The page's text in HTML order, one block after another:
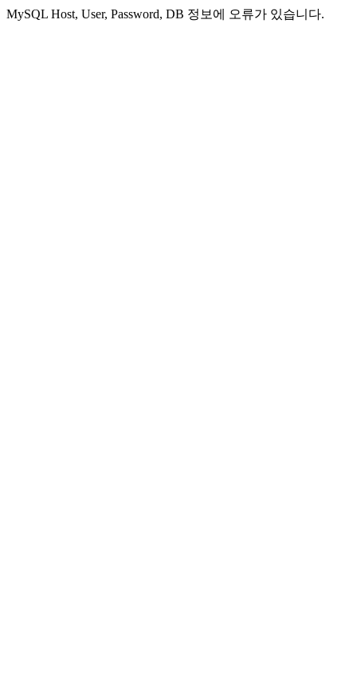
MySQL Host, User, Password, DB 정보에 오류가 있습니다.